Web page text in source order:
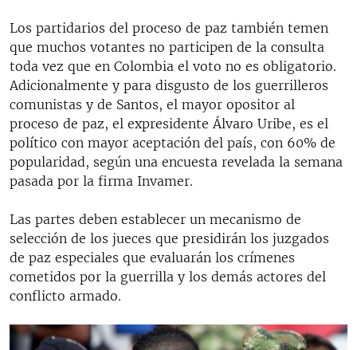
Los partidarios del proceso de paz también temen
que muchos votantes no participen de la consulta
toda vez que en Colombia el voto no es obligatorio.
Adicionalmente y para disgusto de los guerrilleros
comunistas y de Santos, el mayor opositor al
proceso de paz, el expresidente Álvaro Uribe, es el
político con mayor aceptación del país, con 60% de
popularidad, según una encuesta revelada la semana
pasada por la firma Invamer.
Las partes deben establecer un mecanismo de
selección de los jueces que presidirán los juzgados
de paz especiales que evaluarán los crímenes
cometidos por la guerrilla y los demás actores del
conflicto armado.